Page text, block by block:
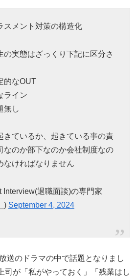
スメント対策の構造化
の実態はざっくり下記に区分さ
的なOUT
ライン
無し
きているか、起きている事の責
なのか部下なのか会社制度なの
なければなりません
退職面談)の専門家
September 4, 2024
送のドラマの中で話題となりまし
司が「私がやっておく」「残業はし